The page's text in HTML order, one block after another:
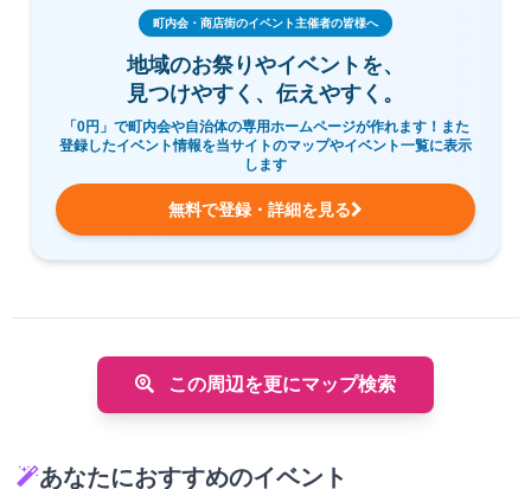
町内会・商店街のイベント主催者の皆様へ
地域のお祭りやイベントを、
見つけやすく、伝えやすく。
「0円」で町内会や自治体の専用ホームページが作れます！また
登録したイベント情報を当サイトのマップやイベント一覧に表示
します
無料で登録・詳細を見る
この周辺を更にマップ検索
あなたにおすすめのイベント